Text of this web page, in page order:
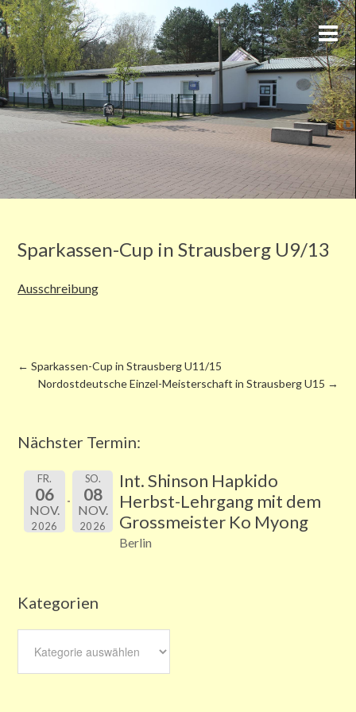
Sparkassen-Cup in Strausberg U9/13
Ausschreibung
← Sparkassen-Cup in Strausberg U11/15
Nordostdeutsche Einzel-Meisterschaft in Strausberg U15 →
Nächster Termin:
FR.
06
NOV.
2026
SO.
08
NOV.
2026
Int. Shinson Hapkido
Herbst-Lehrgang mit dem
Grossmeister Ko Myong
Berlin
Kategorien